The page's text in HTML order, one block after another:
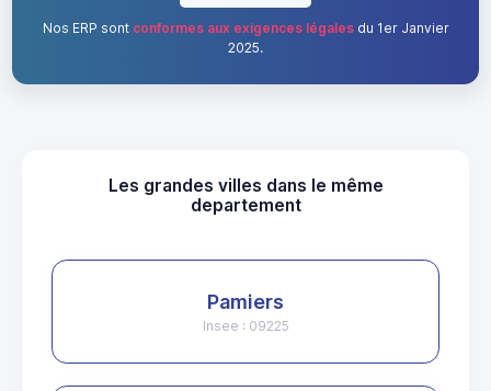
Nos ERP sont conformes aux exigences légalesdu 1er Janvier
2025.
Les grandes villes dans le même
departement
Pamiers
Insee : 09225